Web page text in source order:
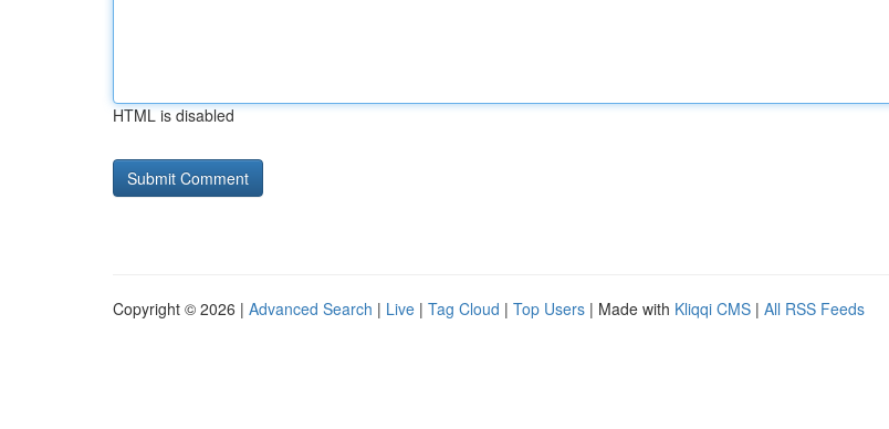
HTML is disabled
Copyright © 2026 | Advanced Search | Live | Tag Cloud | Top Users | Made with Kliqqi CMS | All RSS Feeds